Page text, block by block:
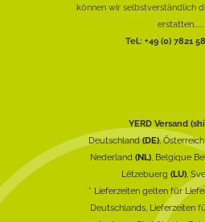
können wir selbstverständlich
erstatten......
Tel.: +49 (0) 7821
YERD Versand
Deutschland(DE),
Nederland (NL), Belgique
Lëtzebuerg (LU),
* Lieferzeiten gelten für
Deutschlands, Lieferzeiten